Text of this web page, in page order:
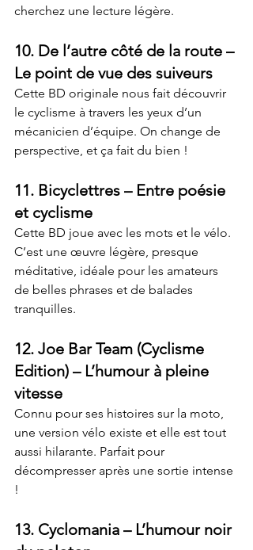
cherchez une lecture légère.
10. De l’autre côté de la route –
Le point de vue des suiveurs
Cette BD originale nous fait découvrir
le cyclisme à travers les yeux d’un
mécanicien d’équipe. On change de
perspective, et ça fait du bien !
11. Bicyclettres – Entre poésie
et cyclisme
Cette BD joue avec les mots et le vélo.
C’est une œuvre légère, presque
méditative, idéale pour les amateurs
de belles phrases et de balades
tranquilles.
12. Joe Bar Team (Cyclisme
Edition) – L’humour à pleine
vitesse
Connu pour ses histoires sur la moto,
une version vélo existe et elle est tout
aussi hilarante. Parfait pour
décompresser après une sortie intense
!
13. Cyclomania – L’humour noir